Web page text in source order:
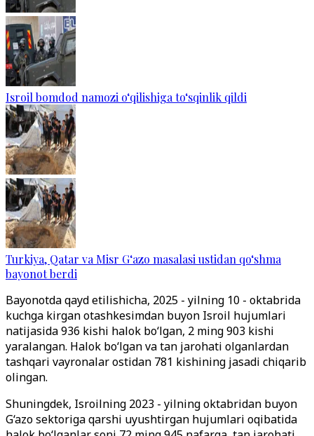
Isroil bomdod namozi o‘qilishiga to‘sqinlik qildi
Turkiya, Qatar va Misr G‘azo masalasi ustidan qo‘shma
bayonot berdi
Bayonotda qayd etilishicha, 2025 - yilning 10 - oktabrida
kuchga kirgan otashkesimdan buyon Isroil hujumlari
natijasida 936 kishi halok bo‘lgan, 2 ming 903 kishi
yaralangan. Halok bo‘lgan va tan jarohati olganlardan
tashqari vayronalar ostidan 781 kishining jasadi chiqarib
olingan.
Shuningdek, Isroilning 2023 - yilning oktabridan buyon
G‘azo sektoriga qarshi uyushtirgan hujumlari oqibatida